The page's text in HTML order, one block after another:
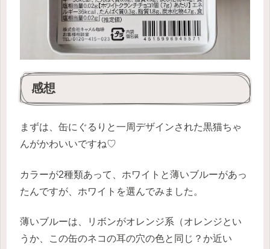
感想
まずは、缶にぐるりと一周デザインされた黒猫ちゃ
んがかわいいですね♡
カラーが2種類あって、ホワイトと薄いブルーがあっ
たんですが、ホワイトを選んでみました。
薄いブルーは、リボンがオレンジ系（オレンジとい
うか、この缶のネコの耳の穴の色と同じ？か近い